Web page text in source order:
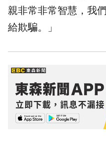
親非常非常智慧，我
給欺騙。」